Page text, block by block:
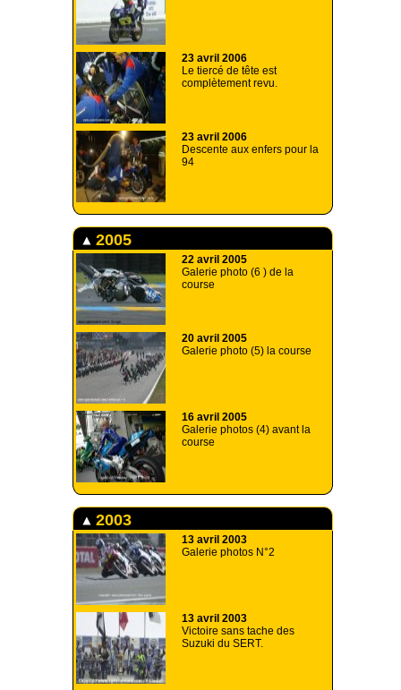
23 avril 2006
Le tiercé de tête est
complètement revu.
23 avril 2006
Descente aux enfers pour la
94
2005
22 avril 2005
Galerie photo (6 ) de la
course
20 avril 2005
Galerie photo (5) la course
16 avril 2005
Galerie photos (4) avant la
course
2003
13 avril 2003
Galerie photos N°2
13 avril 2003
Victoire sans tache des
Suzuki du SERT.